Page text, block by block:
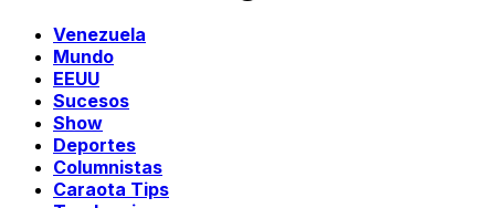
Venezuela
Mundo
EEUU
Sucesos
Show
Deportes
Columnistas
Caraota Tips